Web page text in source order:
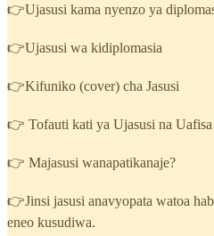
👉Ujasusi kama nyenzo ya
👉Ujasusi wa kidiplomasia
👉Kifuniko (cover) cha Jasusi
👉 Tofauti kati ya Ujasusi na Uafisa
👉 Majasusi wanapatikanaje?
👉Jinsi jasusi anavyopata watoa
eneo kusudiwa.